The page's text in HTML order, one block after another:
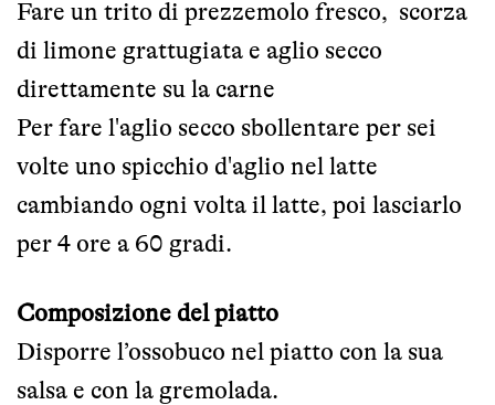
Fare un trito di prezzemolo fresco, scorza
di limone grattugiata e aglio secco
direttamente su la carne
Per fare l'aglio secco sbollentare per sei
volte uno spicchio d'aglio nel latte
cambiando ogni volta il latte, poi lasciarlo
per 4 ore a 60 gradi.
Composizione del piatto
Disporre l’ossobuco nel piatto con la sua
salsa e con la gremolada.